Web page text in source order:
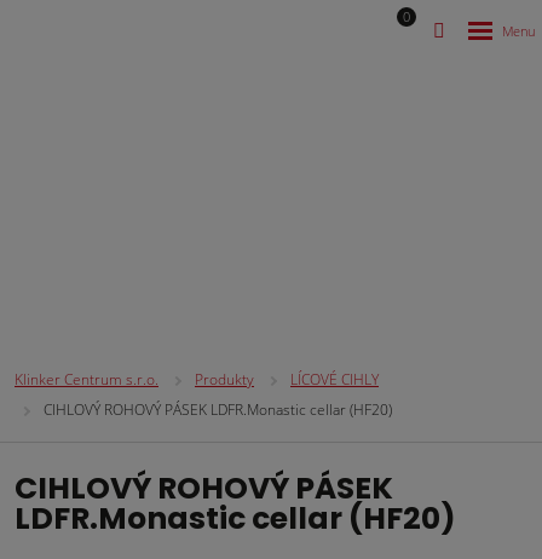
0
Klinker Centrum s.r.o. Produkty
LÍCOVÉ CIHLY
CIHLOVÝ ROHOVÝ PÁSEK LDFR.Monastic cellar (HF20)
CIHLOVÝ ROHOVÝ PÁSEK
LDFR.Monastic cellar (HF20)